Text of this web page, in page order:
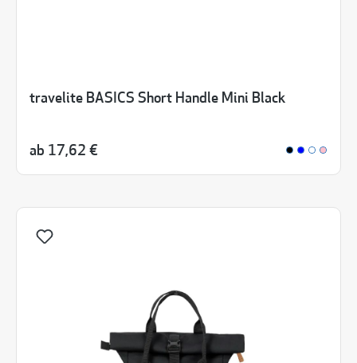
travelite BASICS Short Handle Mini Black
ab 17,62 €